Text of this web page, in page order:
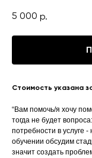
5 000 р.
Стоимость указана
“Вам помочь/я хочу
тогда не будет
потребности в услуге
обучении обсудим
значит создать